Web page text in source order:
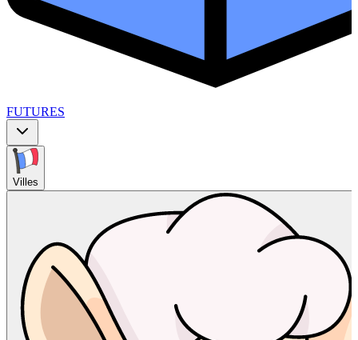
FUTURES
Villes